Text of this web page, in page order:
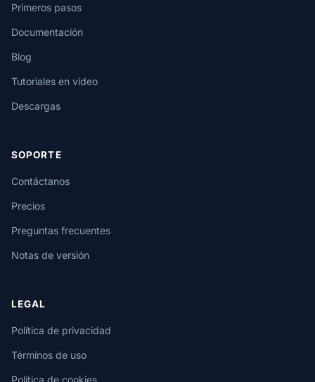
Primeros pasos
Documentación
Blog
Tutoriales en vídeo
Descargas
SOPORTE
Contáctanos
Precios
Preguntas frecuentes
Notas de versión
LEGAL
Política de privacidad
Términos de uso
Política de cookies